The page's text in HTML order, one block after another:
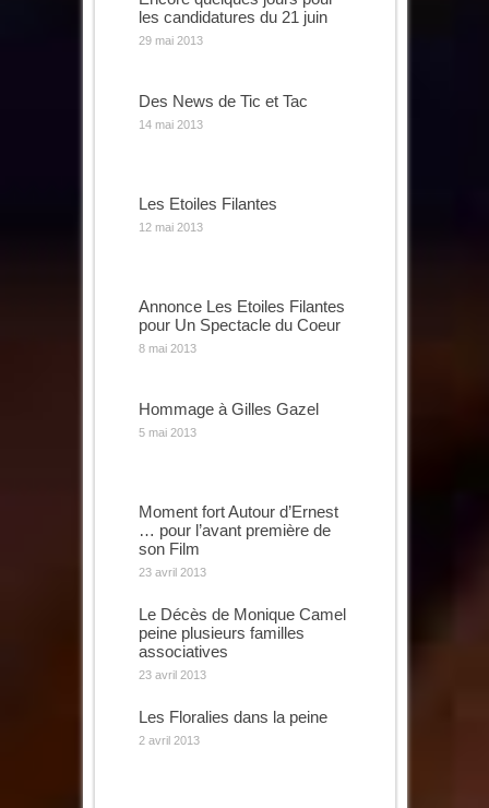
les candidatures du 21 juin
29 mai 2013
Des News de Tic et Tac
14 mai 2013
Les Etoiles Filantes
12 mai 2013
Annonce Les Etoiles Filantes
pour Un Spectacle du Coeur
8 mai 2013
Hommage à Gilles Gazel
5 mai 2013
Moment fort Autour d’Ernest
… pour l’avant première de
son Film
23 avril 2013
Le Décès de Monique Camel
peine plusieurs familles
associatives
23 avril 2013
Les Floralies dans la peine
2 avril 2013